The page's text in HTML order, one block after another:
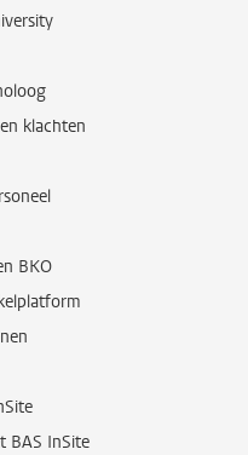
klachten
BKO
BAS InSite